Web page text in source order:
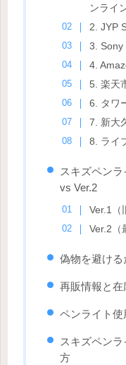
ンライ
2. JYP
3. Sony
4.
5. 楽天
6. タワ
7. 新大
8. ライ
スキズペン
vs Ver.2
Ver.1（
Ver.2（
偽物を避け
再販情報と
ペンライト
スキズペン
方